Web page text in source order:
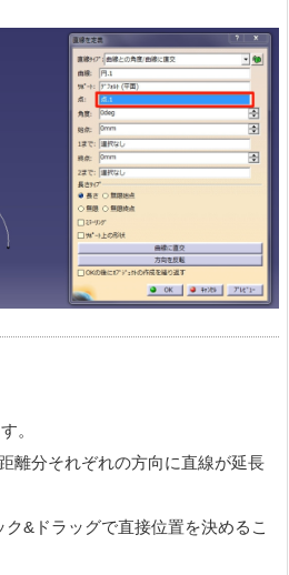
。
離分それぞれの方向に直線が延長
&ドラッグで直接位置を決めるこ